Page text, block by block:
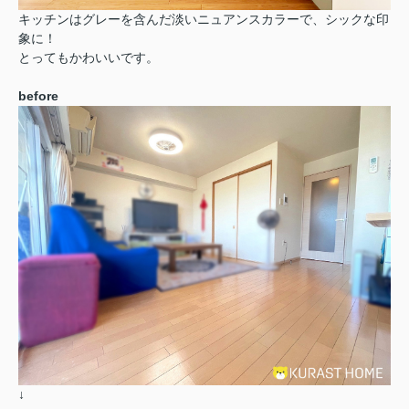
キッチンはグレーを含んだ淡いニュアンスカラーで、シックな印
象に！
とってもかわいいです。
before
↓